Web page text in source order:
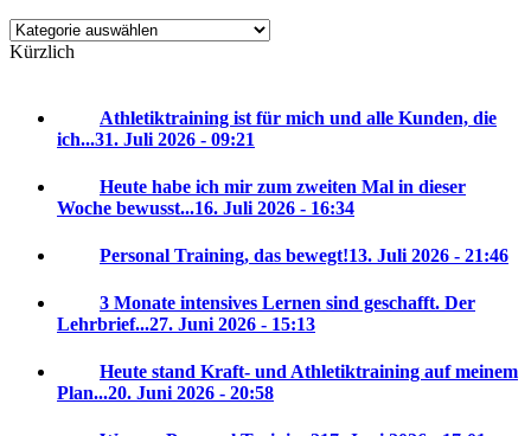
Kategorien
Kürzlich
Athletiktraining ist für mich und alle Kunden, die
ich...31. Juli 2026 - 09:21
Heute habe ich mir zum zweiten Mal in dieser
Woche bewusst...16. Juli 2026 - 16:34
Personal Training, das bewegt!13. Juli 2026 - 21:46
3 Monate intensives Lernen sind geschafft. Der
Lehrbrief...27. Juni 2026 - 15:13
Heute stand Kraft- und Athletiktraining auf meinem
Plan...20. Juni 2026 - 20:58